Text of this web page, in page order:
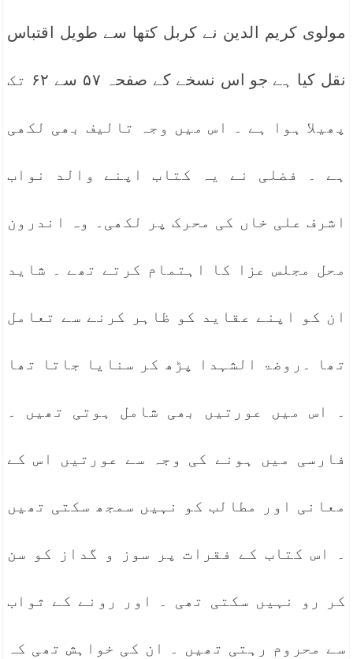
مولوی کریم الدین نے کربل کتھا سے طویل اقتباس
نقل کیا ہے جو اس نسخے کے صفحہ ۵۷ سے ۶۲ تک
پھیلا ہوا ہے ۔ اس میں وجہ تالیف بھی لکھی
ہے ۔ فضلی نے یہ کتاب اپنے والد نواب
اشرف علی خاں کی محرک پر لکھی۔ وہ اندرون
محل مجلس عزا کا اہتمام کرتے تھے ۔ شاید
ان کو اپنے عقاید کو ظاہر کرنے سے تعامل
تھا ۔روضۃ الشہدا پڑھ کر سنایا جاتا تھا
۔ اس میں عورتیں بھی شامل ہوتی تھیں ۔
فارسی میں ہونے کی وجہ سے عورتیں اس کے
معانی اور مطالب کو نہیں سمجھ سکتی تھیں
۔ اس کتاب کے فقرات پر سوز و گداز کو سن
کر رو نہیں سکتی تھی ۔ اور رونے کے ثواب
سے محروم رہتی تھیں ۔ ان کی خواہش تھی کہ